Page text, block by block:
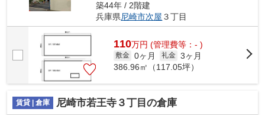
築44年 / 2階建
兵庫県尼崎市次屋 ３丁目
110万円 (管理費等：- )
敷金 0ヶ月 礼金 3ヶ月
386.96㎡（117.05坪）
賃貸 | 倉庫 尼崎市若王寺３丁目の倉庫